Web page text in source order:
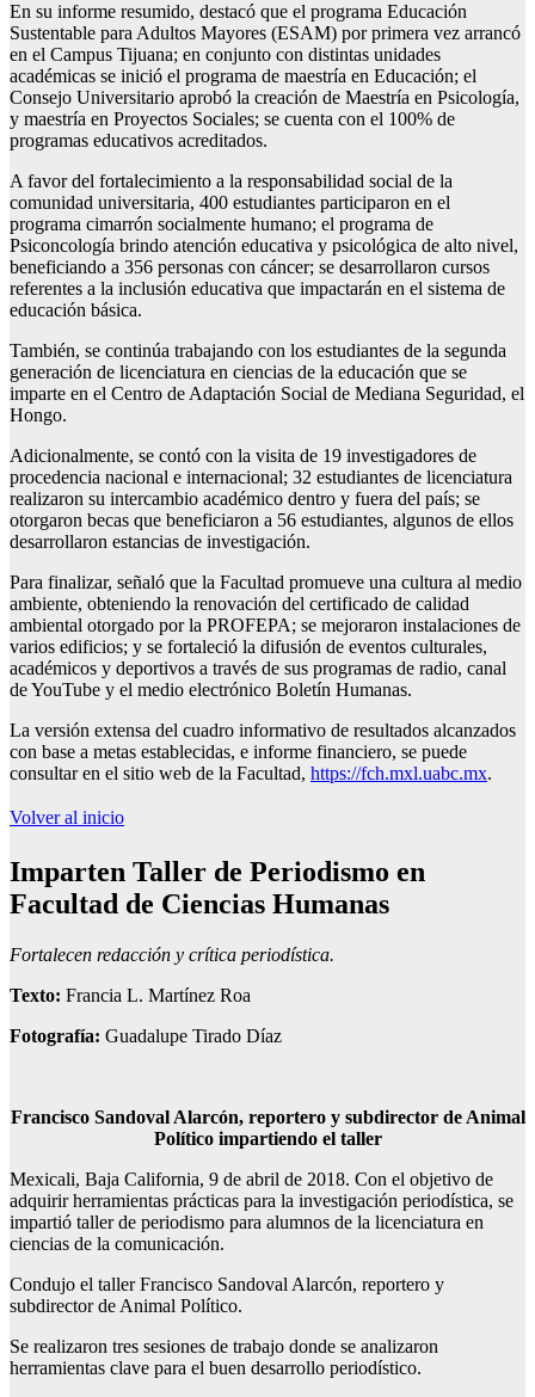
En su informe resumido, destacó que el programa Educación
Sustentable para Adultos Mayores (ESAM) por primera vez arrancó
en el Campus Tijuana; en conjunto con distintas unidades
académicas se inició el programa de maestría en Educación; el
Consejo Universitario aprobó la creación de Maestría en Psicología,
y maestría en Proyectos Sociales; se cuenta con el 100% de
programas educativos acreditados.
A favor del fortalecimiento a la responsabilidad social de la
comunidad universitaria, 400 estudiantes participaron en el
programa cimarrón socialmente humano; el programa de
Psiconcología brindo atención educativa y psicológica de alto nivel,
beneficiando a 356 personas con cáncer; se desarrollaron cursos
referentes a la inclusión educativa que impactarán en el sistema de
educación básica.
También, se continúa trabajando con los estudiantes de la segunda
generación de licenciatura en ciencias de la educación que se
imparte en el Centro de Adaptación Social de Mediana Seguridad, el
Hongo.
Adicionalmente, se contó con la visita de 19 investigadores de
procedencia nacional e internacional; 32 estudiantes de licenciatura
realizaron su intercambio académico dentro y fuera del país; se
otorgaron becas que beneficiaron a 56 estudiantes, algunos de ellos
desarrollaron estancias de investigación.
Para finalizar, señaló que la Facultad promueve una cultura al medio
ambiente, obteniendo la renovación del certificado de calidad
ambiental otorgado por la PROFEPA; se mejoraron instalaciones de
varios edificios; y se fortaleció la difusión de eventos culturales,
académicos y deportivos a través de sus programas de radio, canal
de YouTube y el medio electrónico Boletín Humanas.
La versión extensa del cuadro informativo de resultados alcanzados
con base a metas establecidas, e informe financiero, se puede
consultar en el sitio web de la Facultad, https://fch.mxl.uabc.mx.
Volver al inicio
Imparten Taller de Periodismo en
Facultad de Ciencias Humanas
Fortalecen redacción y crítica periodística.
Texto: Francia L. Martínez Roa
Fotografía: Guadalupe Tirado Díaz
Francisco Sandoval Alarcón, reportero y subdirector de Animal
Político impartiendo el taller
Mexicali, Baja California, 9 de abril de 2018. Con el objetivo de
adquirir herramientas prácticas para la investigación periodística, se
impartió taller de periodismo para alumnos de la licenciatura en
ciencias de la comunicación.
Condujo el taller Francisco Sandoval Alarcón, reportero y
subdirector de Animal Político.
Se realizaron tres sesiones de trabajo donde se analizaron
herramientas clave para el buen desarrollo periodístico.